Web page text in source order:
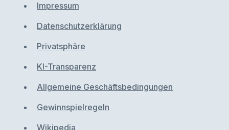
Impressum
Datenschutzerklärung
Privatsphäre
KI-Transparenz
Allgemeine Geschäftsbedingungen
Gewinnspielregeln
Wikipedia